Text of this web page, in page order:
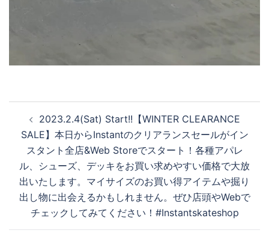
ナ
ビ
ゲ
ー
ョ
2023.2.4(Sat) Start!!【WINTER CLEARANCE
SALE】本日からInstantのクリアランスセールがイン
スタント全店&Web Storeでスタート！各種アパレ
ル、シューズ、デッキをお買い求めやすい価格で大放
出いたします。マイサイズのお買い得アイテムや掘り
出し物に出会えるかもしれません。ぜひ店頭やWebで
チェックしてみてください！#Instantskateshop